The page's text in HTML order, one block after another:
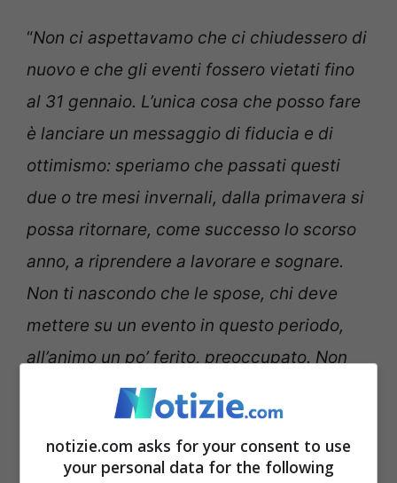
“Non ci aspettavamo che ci chiudessero di
nuovo e che gli eventi fossero vietati fino
al 31 gennaio. L’unica cosa che posso fare
è lanciare un messaggio di fiducia e di
ottimismo: speriamo che passati questi
due o tre mesi invernali, dalla primavera si
possa ritornare, come successo lo scorso
anno, a riprendere a lavorare e sognare.
Non ti nascondo che le spose, chi deve
mettere su un evento in questo periodo,
all’animo un po’ ferito, preoccupato. Non
bisogna mollare, ce l’abbiamo fatto in
momenti ben peggiori”.
Il 2022 è alle porte, qual è il modo migliore
notizie.com asks for your consent to use
your personal data for the following